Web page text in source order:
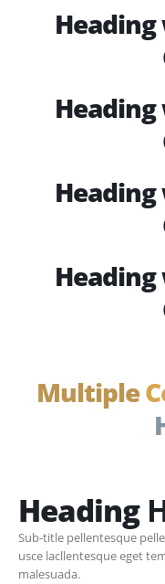
Multiple
Heading
Sub-title pellentesque
usce lacllentesque eget
malesuada.